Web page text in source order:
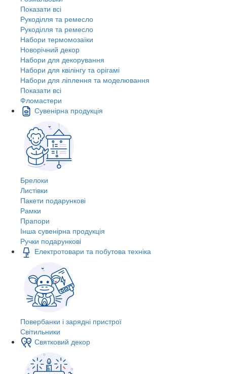
Показати всі
Рукоділля та ремесло
Рукоділля та ремесло
Набори термомозаїки
Новорічний декор
Набори для декорування
Набори для квілінгу та орігамі
Набори для ліплення та моделювання
Показати всі
Фломастери
Сувенірна продукція
Брелоки
Листівки
Пакети подарункові
Рамки
Прапори
Інша сувенірна продукція
Ручки подарункові
Електротовари та побутова техніка
Повербанки і зарядні пристрої
Світильники
Святковий декор